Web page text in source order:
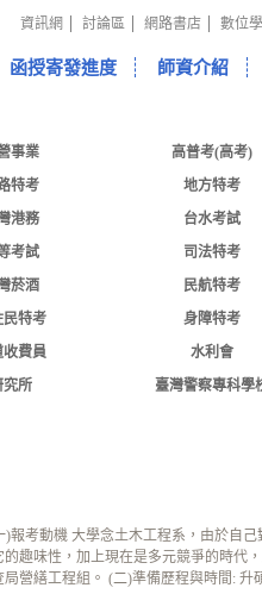
資訊網 討論區 網路書店 數位
函授寄發進度 師資介紹
事業 高普考(高考)
特考 地方特考
港務 台水考試
考試 司法特考
菸酒 民航特考
民特考 身障特考
收費員 水利會
究所 臺灣警察專科學
報考動機 大學念土木工程系，由於自
趣味性，加上現在是多元競爭的時代
營繕工程組。 (二)準備歷程與時間: